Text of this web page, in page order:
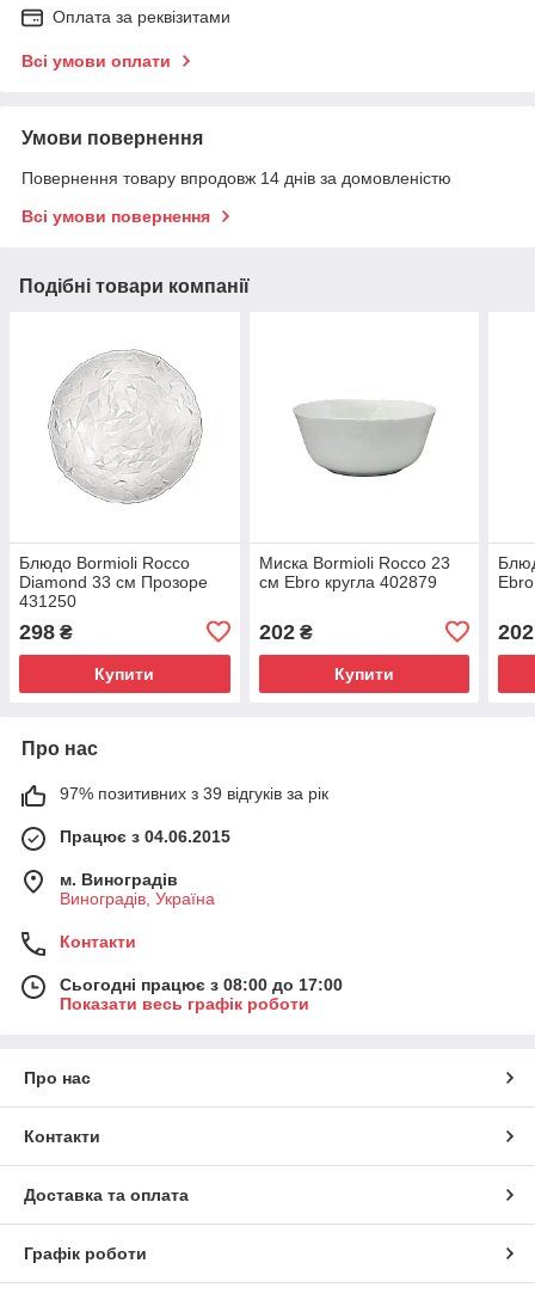
Оплата за реквізитами
Всі умови оплати
Умови повернення
Повернення товару впродовж 14 днів за домовленістю
Всі умови повернення
Подібні товари компанії
Блюдо Bormioli Rocco
Diamond 33 см Прозоре
431250
298 ₴
Купити
Миска Bormioli Rocco 23
см Ebro кругла 402879
202₴
Купити
202
Про нас
97% позитивних з 39 відгуків за рік
Працює з 04.06.2015
м. Виноградів
Виноградів, Україна
Контакти
Сьогодні працює з 08:00 до 17:00
Показати весь графік роботи
Про нас
Контакти
Доставка та оплата
Графік роботи